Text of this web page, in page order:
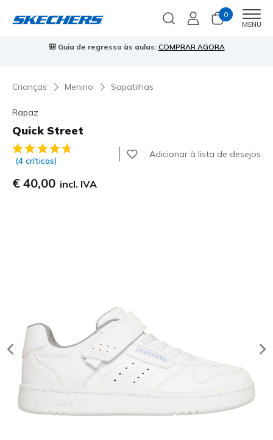
0
MENU
Skechers VIP: 45 dias de devolução para membrosInscreve-te
Crianças Menino Sapatilhas
Rapaz
Quick Street
5 de 5 – Classificação do cliente
(4 críticas)
Adicionar à lista de desejos
€ 40,00 incl. IVA